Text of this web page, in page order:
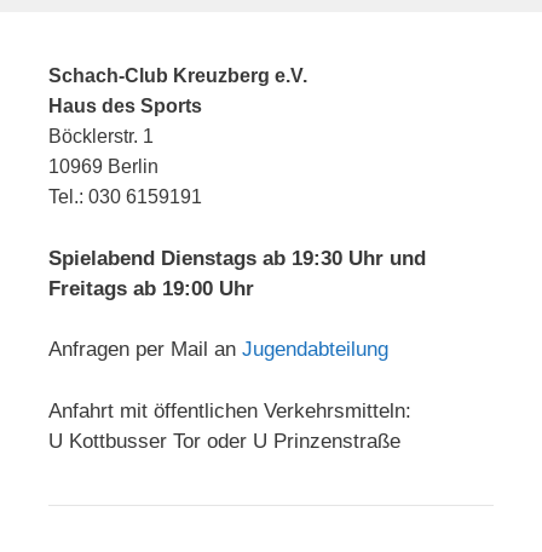
Schach-Club Kreuzberg e.V.
Haus des Sports
Böcklerstr. 1
10969 Berlin
Tel.: 030 6159191
Spielabend Dienstags ab 19:30 Uhr und
Freitags ab 19:00 Uhr
Anfragen per Mail an Jugendabteilung
Anfahrt mit öffentlichen Verkehrsmitteln:
U Kottbusser Tor oder U Prinzenstraße